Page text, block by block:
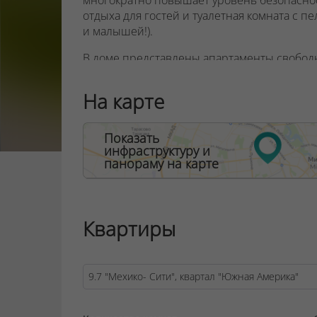
отдыха для гостей и туалетная комната с
и малышей!).
В доме представлены апартаменты
уникальный шанс при любом метраже
интерьером, реализованным по смелому
ООО "Твоя столицаконсалт", УНП
Договор на оказание риэлтерских услуг №
На карте
Показать
инфраструктуру и
панораму на карте
Квартиры